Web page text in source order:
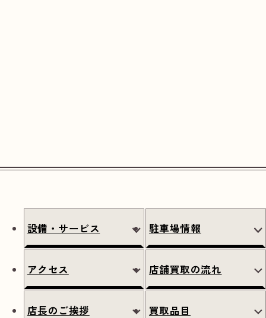
設備・サービス 駐車場情報
アクセス 店舗買取の流れ
店長のご挨拶 買取品目